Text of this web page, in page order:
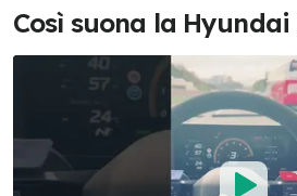
Così suona la